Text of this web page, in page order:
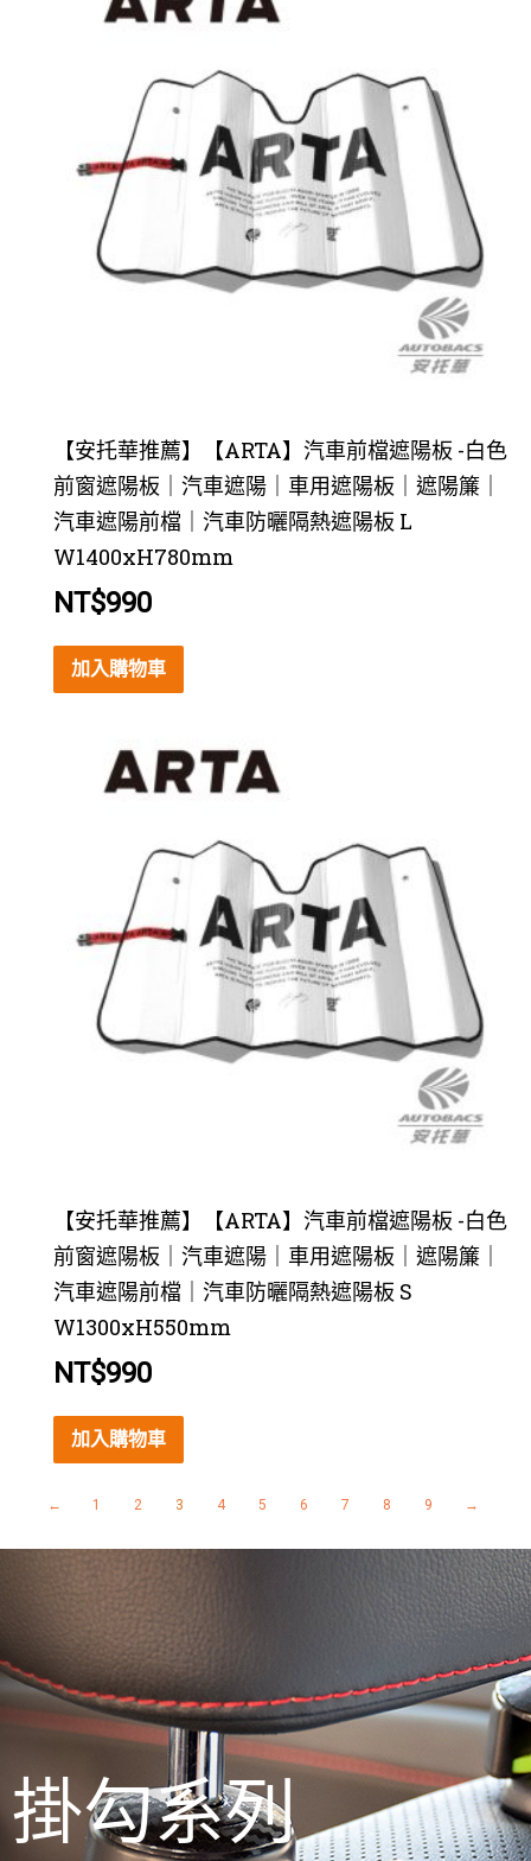
【安托華推薦】【ARTA】汽車前檔遮陽板 -白色
前窗遮陽板｜汽車遮陽｜車用遮陽板｜遮陽簾｜
汽車遮陽前檔｜汽車防曬隔熱遮陽板 L
W1400xH780mm
NT$990
加入購物車
【安托華推薦】【ARTA】汽車前檔遮陽板 -白色
前窗遮陽板｜汽車遮陽｜車用遮陽板｜遮陽簾｜
汽車遮陽前檔｜汽車防曬隔熱遮陽板 S
W1300xH550mm
NT$990
加入購物車
← 1 2 3 4 5 6 7 8 9 →
掛勾系列